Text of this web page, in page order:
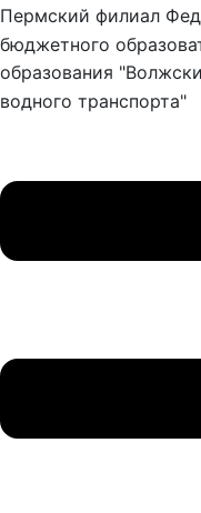
Пермский филиал
бюджетного
образования
водного транспорта"